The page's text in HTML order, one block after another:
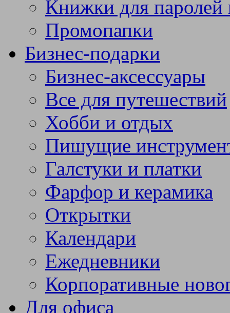
Книжки для паролей
Промопапки
Бизнес-подарки
Бизнес-аксессуары
Все для путешествий
Хобби и отдых
Пишущие
Галстуки и платки
Фарфор и керамика
Открытки
Календари
Ежедневники
Корпоративные
Для офиса